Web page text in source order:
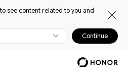
see content related to you and
Continue